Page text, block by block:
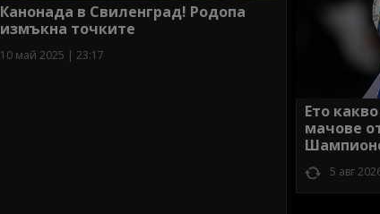
Канонада в Свиленград! Родопа
измъкна точките
10 май 2025 | 23:17
Ето
мачове
5 авг